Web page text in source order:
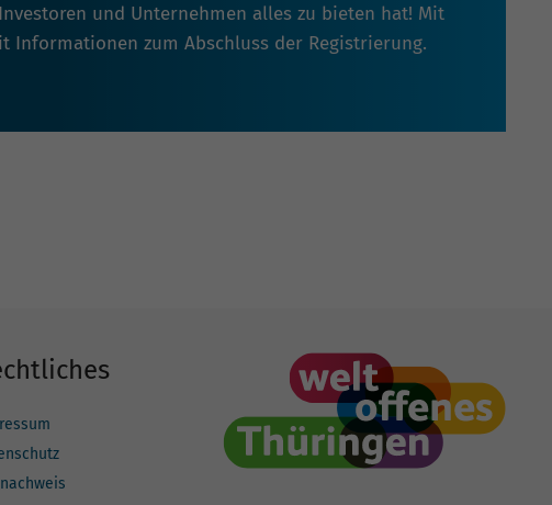
und Unternehmen alles zu bieten hat! Mit
Informationen zum Abschluss der Registrierung.